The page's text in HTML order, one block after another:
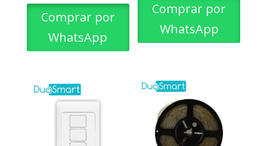
Comprar por
WhatsApp
Comprar por
WhatsApp